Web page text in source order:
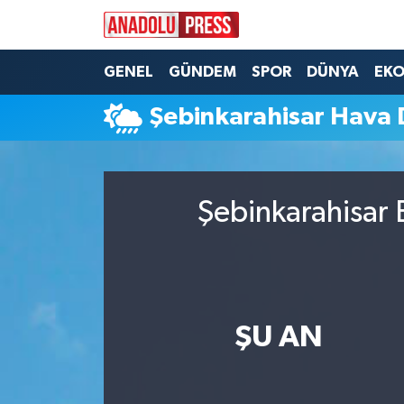
GENEL GÜNDEM SPOR DÜNYA
Şebinkarahisar Hava
Şebinkarahisar
ŞU AN
Nöbetçi Eczaneler
Hava Durumu